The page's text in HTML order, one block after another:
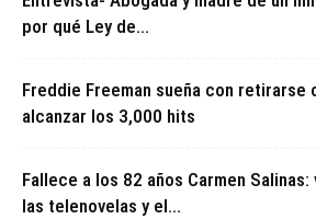
por qué Ley de...
Freddie Freeman sueña con retirarse
alcanzar los 3,000 hits
Fallece a los 82 años Carmen
las telenovelas y el...